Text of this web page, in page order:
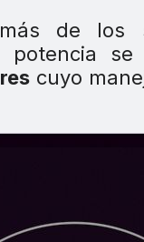
de los
potencia
cuyo